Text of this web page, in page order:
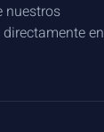
nuestros
en